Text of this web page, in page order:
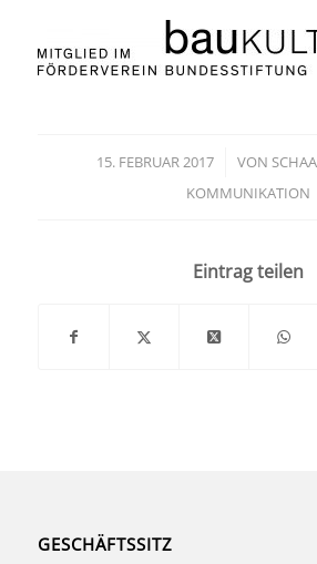
15. FEBRUAR 2017
/ VON
KOMMUNIKATION
Eintrag teilen
GESCHÄFTSSITZ